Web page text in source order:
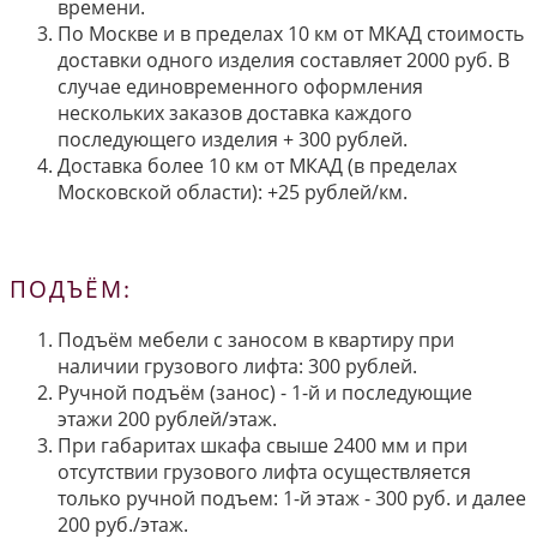
времени.
По Москве и в пределах 10 км от МКАД стоимость
доставки одного изделия составляет 2000 руб. В
случае единовременного оформления
нескольких заказов доставка каждого
последующего изделия + 300 рублей.
Доставка более 10 км от МКАД (в пределах
Московской области): +25 рублей/км.
ПОДЪЁМ:
Подъём мебели с заносом в квартиру при
наличии грузового лифта: 300 рублей.
Ручной подъём (занос) - 1-й и последующие
этажи 200 рублей/этаж.
При габаритах шкафа свыше 2400 мм и при
отсутствии грузового лифта осуществляется
только ручной подъем: 1-й этаж - 300 руб. и далее
200 руб./этаж.